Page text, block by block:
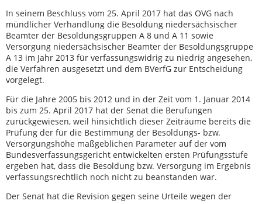
In seinem Beschluss vom 25. April 2017 hat das OVG nach
mündlicher Verhandlung die Besoldung niedersächsischer
Beamter der Besoldungsgruppen A 8 und A 11 sowie
Versorgung niedersächsischer Beamter der Besoldungsgruppe
A 13 im Jahr 2013 für verfassungswidrig zu niedrig angesehen,
die Verfahren ausgesetzt und dem BVerfG zur Entscheidung
vorgelegt.
Für die Jahre 2005 bis 2012 und in der Zeit vom 1. Januar 2014
bis zum 25. April 2017 hat der Senat die Berufungen
zurückgewiesen, weil hinsichtlich dieser Zeiträume bereits die
Prüfung der für die Bestimmung der Besoldungs- bzw.
Versorgungshöhe maßgeblichen Parameter auf der vom
Bundesverfassungsgericht entwickelten ersten Prüfungsstufe
ergeben hat, dass die Besoldung bzw. Versorgung im Ergebnis
verfassungsrechtlich noch nicht zu beanstanden war.
Der Senat hat die Revision gegen seine Urteile wegen der